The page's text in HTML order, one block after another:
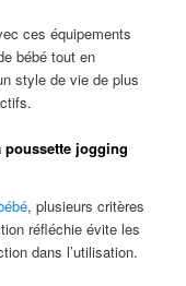
ces équipements
bébé tout en
style de vie de plus
jogging
, plusieurs critères
réfléchie évite les
dans l’utilisation.